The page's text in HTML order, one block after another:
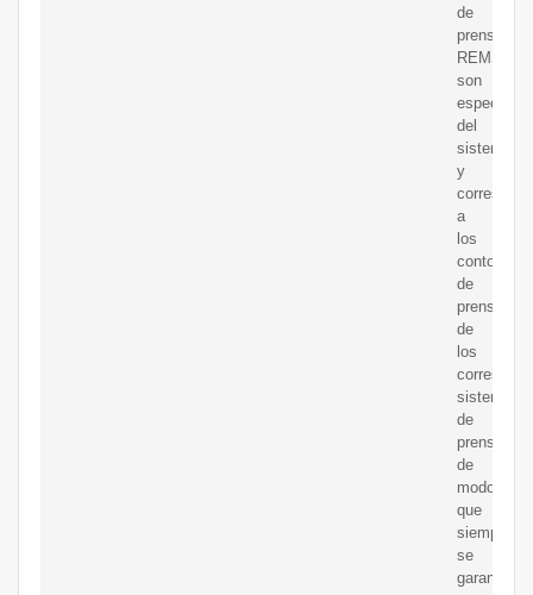
de
prensar
REMS
son
del
sistema
y
a
los
contornos
de
prensado
de
los
sistemas
de
prensado,
de
modo
que
siempre
se
garantiza